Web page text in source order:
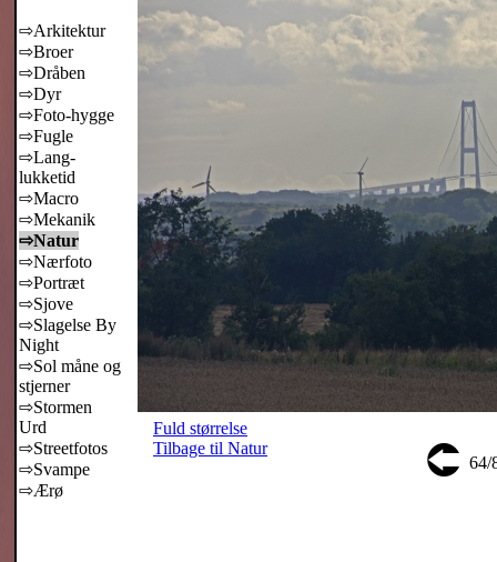
⇨Arkitektur
⇨Broer
⇨Dråben
⇨Dyr
⇨Foto-hygge
⇨Fugle
⇨Lang-
lukketid
⇨Macro
⇨Mekanik
⇨Natur
⇨Nærfoto
⇨Portræt
⇨Sjove
⇨Slagelse By
Night
⇨Sol måne og
stjerner
⇨Stormen
Urd
⇨Streetfotos
⇨Svampe
⇨Ærø
Fuld størrelse
Tilbage til Natur
⮈ 64/